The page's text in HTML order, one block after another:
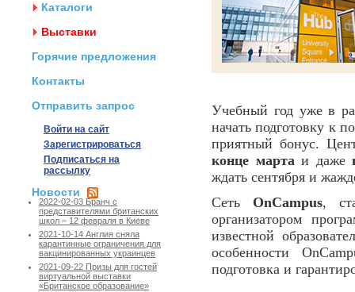
Каталоги
Выставки
Горячие предложения
Контакты
Отправить запрос
Войти на сайт
Зарегистрироваться
Подписаться на
рассылку
Новости
2022-02-03 Бранч с
представителями британских
школ – 12 февраля в Киеве
2021-10-14 Англия сняла
карантинные ограничения для
вакцинированных украинцев
2021-09-22 Призы для гостей
виртуальной выставки
«Британское образование»
Учебный год уже в
начать подготовку к
приятный бонус.
конце мартаи даже
ждать сентября и
Сеть OnCampus,
организатором
известной
особенности
подготовка и